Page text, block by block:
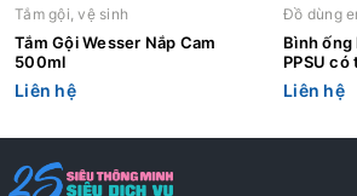
Tắm gội, vệ sinh
Tắm Gội Wesser Nắp Cam
500ml
Liên hệ
Đồ dùng
Bình
PPSU
260ml
Liên hệ